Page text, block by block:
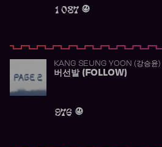
1 087
KANG SEUNG YOON (강승윤)
버선발 (FOLLOW)
976